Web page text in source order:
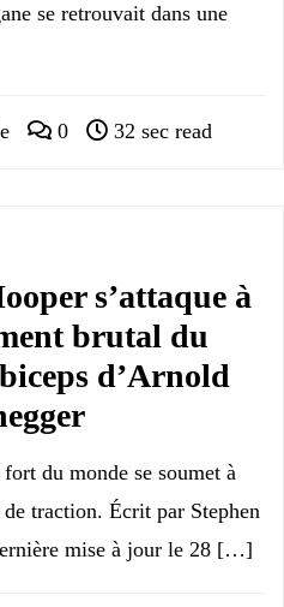
se retrouvait dans une
0 32 sec read
s’attaque à
brutal du
d’Arnold
du monde se soumet à
traction. Écrit par Stephen
mise à jour le 28 […]